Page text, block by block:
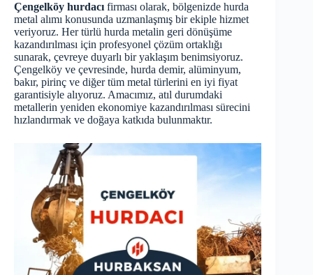
Çengelköy hurdacı firması olarak, bölgenizde hurda
metal alımı konusunda uzmanlaşmış bir ekiple hizmet
veriyoruz. Her türlü hurda metalin geri dönüşüme
kazandırılması için profesyonel çözüm ortaklığı
sunarak, çevreye duyarlı bir yaklaşım benimsiyoruz.
Çengelköy ve çevresinde, hurda demir, alüminyum,
bakır, pirinç ve diğer tüm metal türlerini en iyi fiyat
garantisiyle alıyoruz. Amacımız, atıl durumdaki
metallerin yeniden ekonomiye kazandırılması sürecini
hızlandırmak ve doğaya katkıda bulunmaktır.